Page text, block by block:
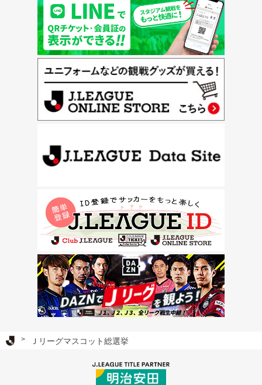
Ｊリーグ TOP
Ｊリーグマスコット総選挙